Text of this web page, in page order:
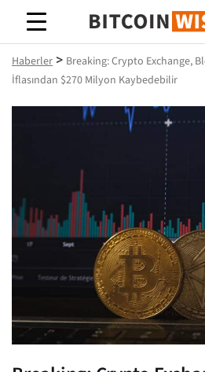
Bitcoin
Haberler > Breaking: Crypto Exchange,
İflasından $270 Milyon Kaybedebilir